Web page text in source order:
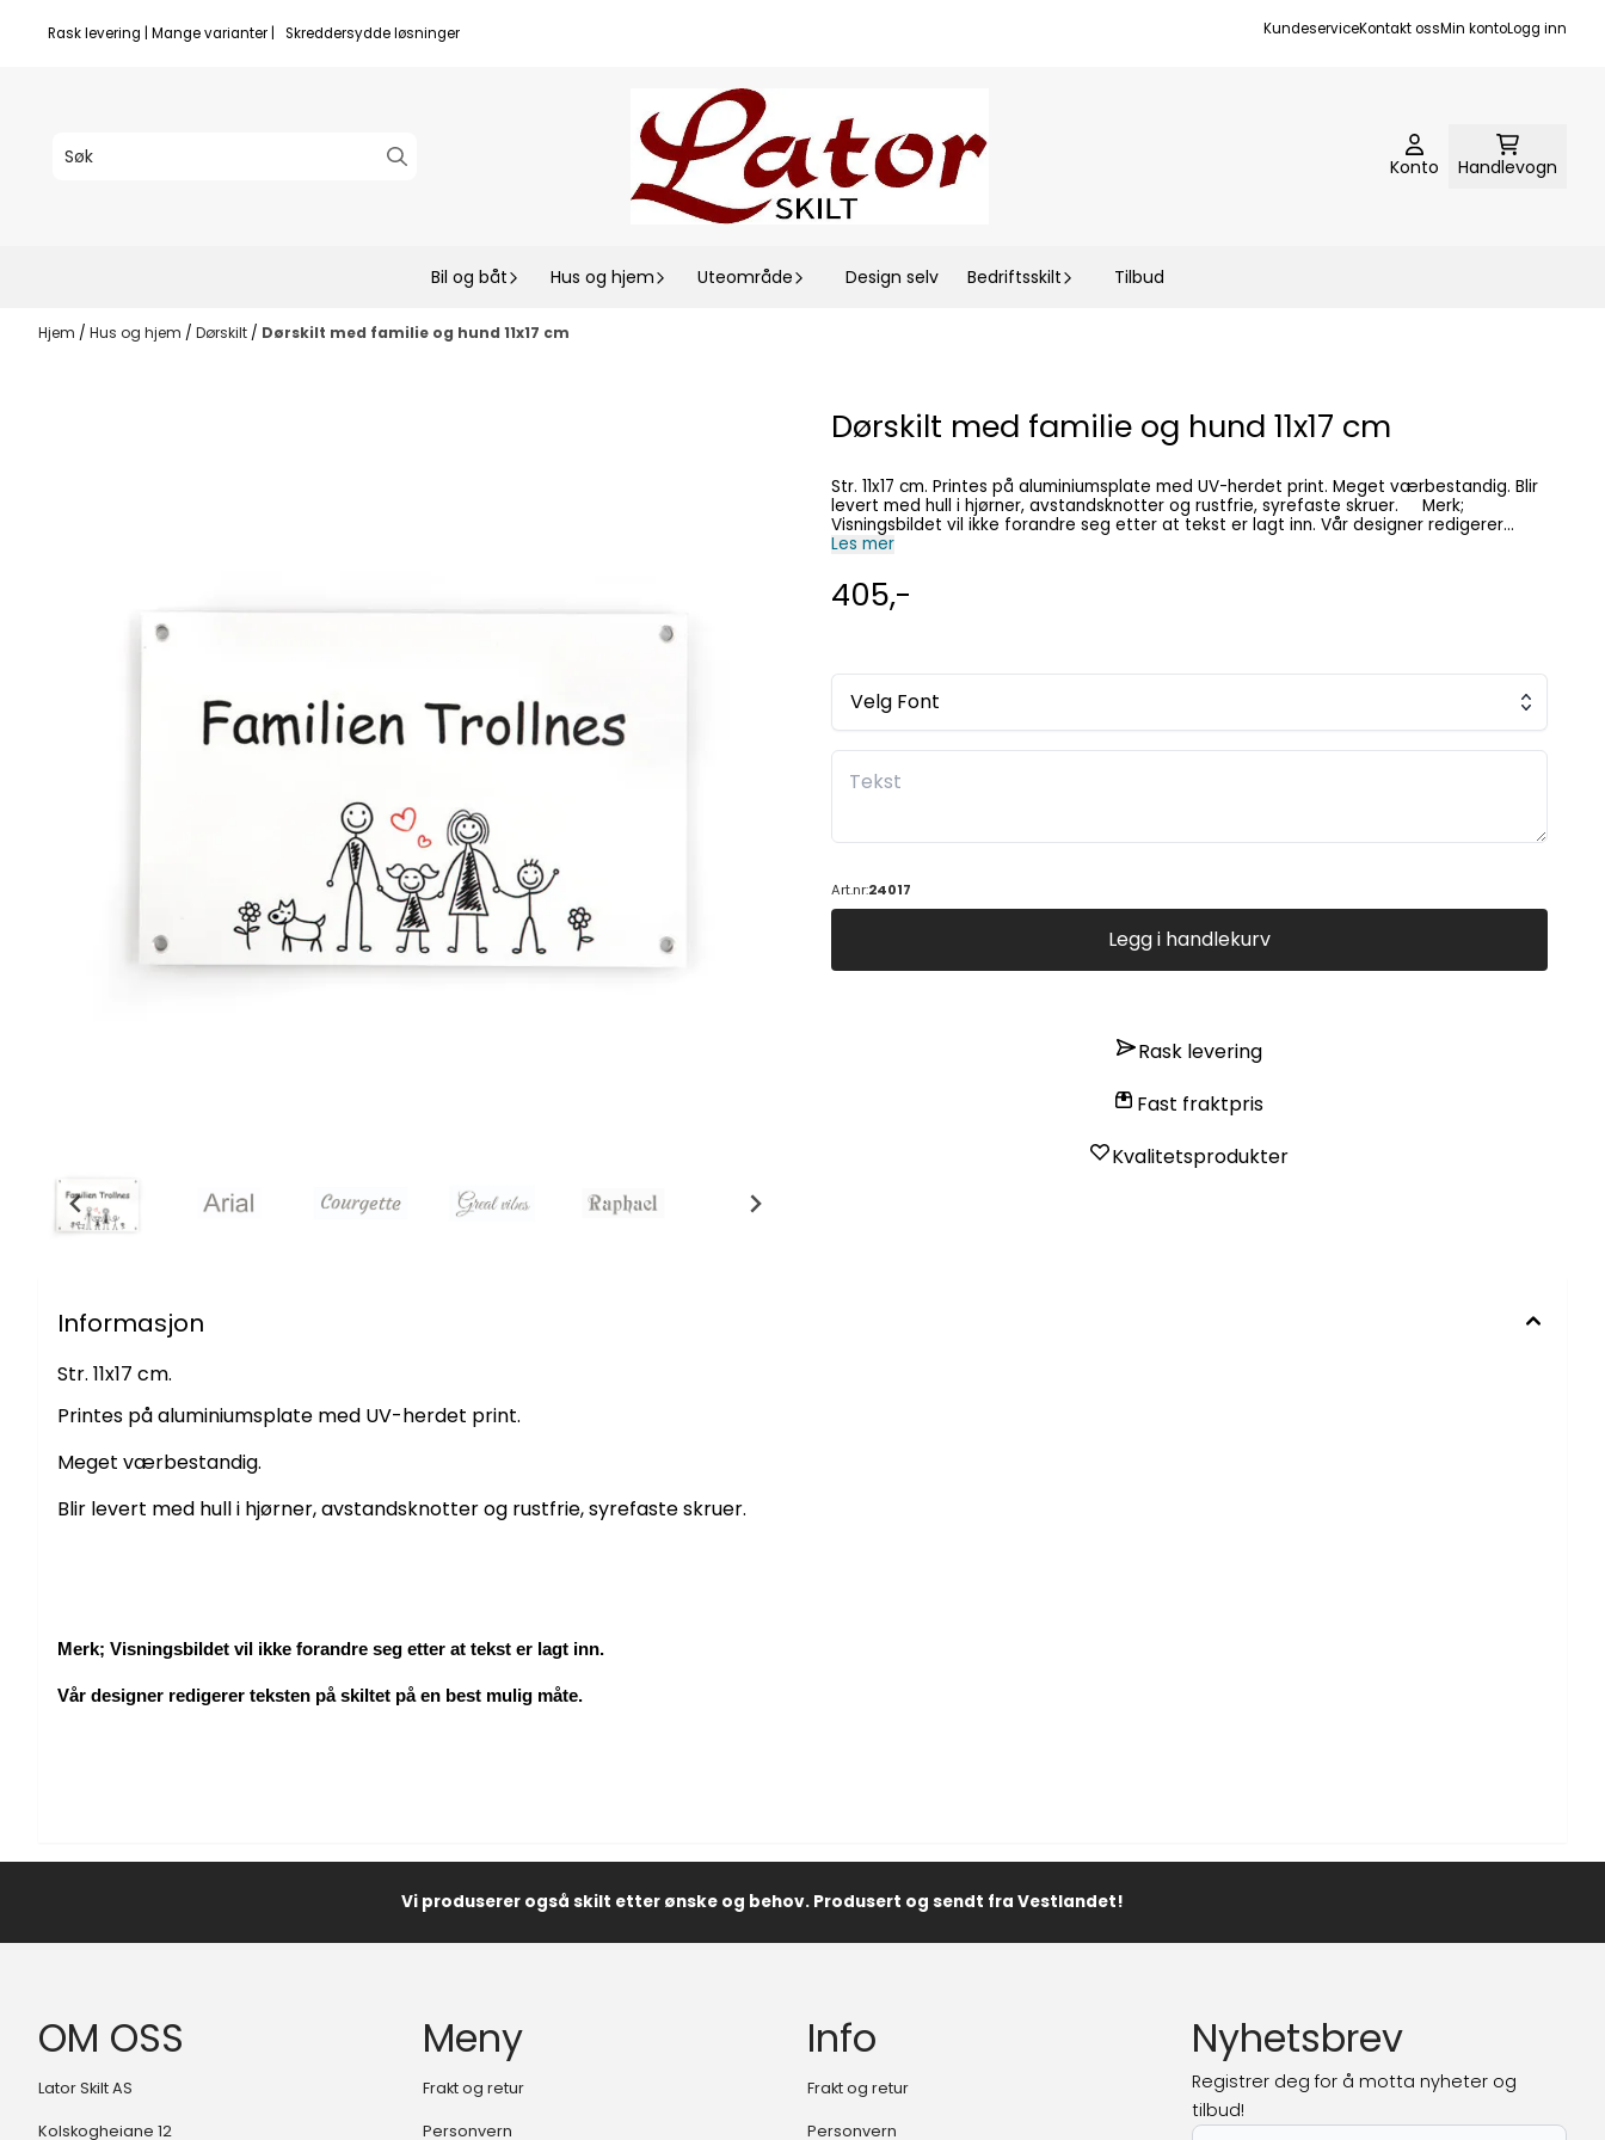
Hopp til innhold
Rask levering | Mange varianter | Skreddersydde løsninger KundeserviceKontakt ossMin kontoLogg inn
Konto Handlevogn
Bil og båt Hus og hjem Uteområde Design selv Bedriftsskilt Tilbud
Hjem / Hus og hjem / Dørskilt / Dørskilt med familie og hund 11x17 cm
Dørskilt med familie og hund 11x17 cm
Str. 11x17 cm. Printes på aluminiumsplate med UV-herdet print. Meget værbestandig. Blir
levert med hull i hjørner, avstandsknotter og rustfrie, syrefaste skruer. Merk;
Visningsbildet vil ikke forandre seg etter at tekst er lagt inn. Vår designer redigerer
Les mer
405,-
Velg Font
Art.nr:24017
Legg i handlekurv
Rask levering
Fast fraktpris
Kvalitetsprodukter
Informasjon
Str. 11x17 cm.
Printes på aluminiumsplate med UV-herdet print.
Meget værbestandig.
Blir levert med hull i hjørner, avstandsknotter og rustfrie, syrefaste skruer.
Merk; Visningsbildet vil ikke forandre seg etter at tekst er lagt inn.
Vår designer redigerer teksten på skiltet på en best mulig måte.
Vi produserer også skilt etter ønske og behov. Produsert og sendt fra Vestlandet!
OM OSS
Lator Skilt AS
Kolskogheiane 12
Meny
Frakt og retur
Personvern
Info
Frakt og retur
Personvern
Nyhetsbrev
Registrer deg for å motta nyheter og
tilbud!
E-post